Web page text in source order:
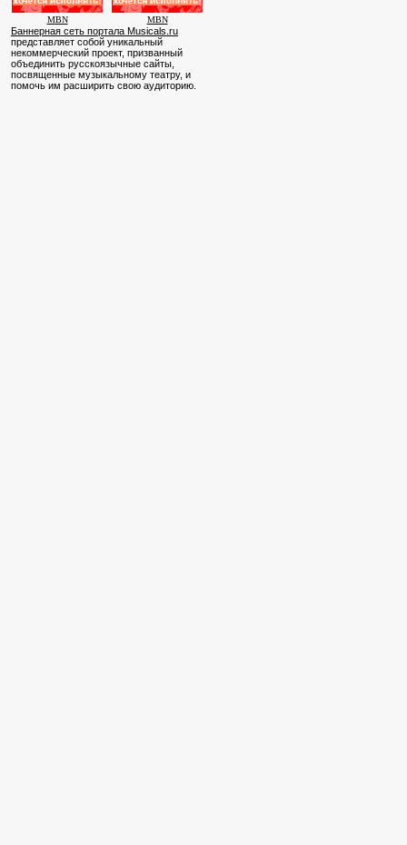
MBN MBN
Баннерная сеть портала Musicals.ru
представляет собой уникальный
некоммерческий проект, призванный
объединить русскоязычные сайты,
посвященные музыкальному театру, и
помочь им расширить свою аудиторию.